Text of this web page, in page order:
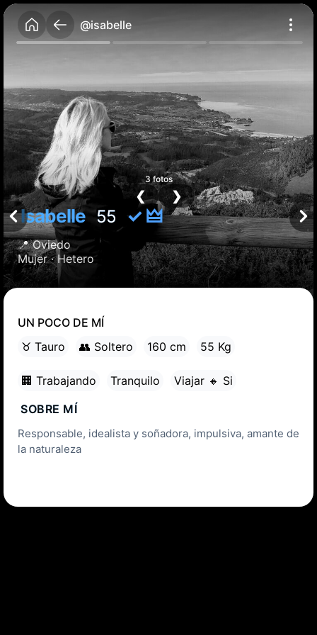
@isabelle
Isabelle55 ✓ 🜲
📍Oviedo
Mujer ·Hetero
3 fotos
❮ ❯
UN POCO DE MÍ
♉ Tauro
👥 Soltero 160 cm 55 Kg
🏢 Trabajando Tranquilo
Viajar 🔸 Si
SOBRE MÍ
Responsable, idealista y soñadora, impulsiva, amante de
la naturaleza